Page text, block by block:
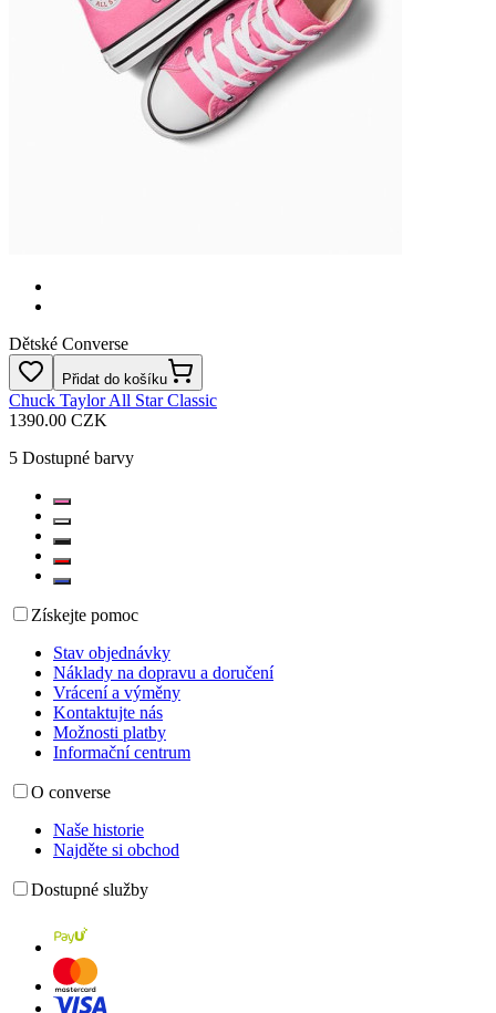
Dětské Converse
Přidat do košíku
Chuck Taylor All Star Classic
1390.00 CZK
5 Dostupné barvy
Získejte pomoc
Stav objednávky
Náklady na dopravu a doručení
Vrácení a výměny
Kontaktujte nás
Možnosti platby
Informační centrum
O converse
Naše historie
Najděte si obchod
Dostupné služby